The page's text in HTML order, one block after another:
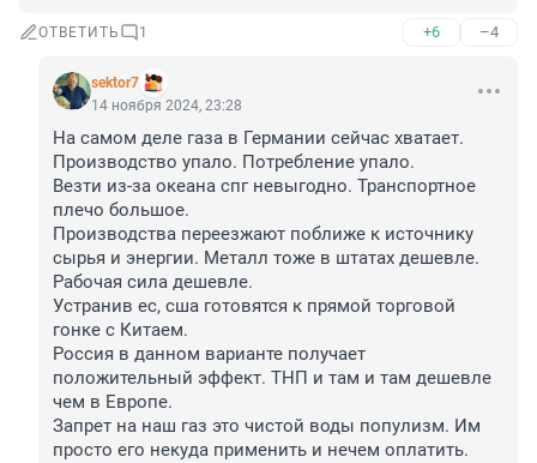
ОТВЕТИТЬ 1 +6 –4
sektor7
14 ноября 2024, 23:28
На самом деле газа в Германии сейчас хватает.
Производство упало. Потребление упало.
Везти из-за океана спг невыгодно. Транспортное
плечо большое.
Производства переезжают поближе к источнику
сырья и энергии. Металл тоже в штатах дешевле.
Рабочая сила дешевле.
Устранив ес, сша готовятся к прямой торговой
гонке с Китаем.
Россия в данном варианте получает
положительный эффект. ТНП и там и там дешевле
чем в Европе.
Запрет на наш газ это чистой воды популизм. Им
просто его некуда применить и нечем оплатить.